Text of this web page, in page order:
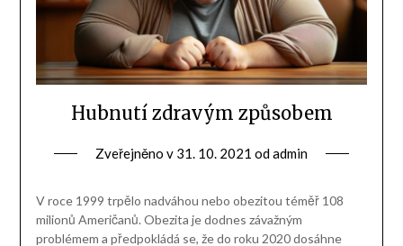
Hubnutí zdravým způsobem
Zveřejněno v 31. 10. 2021 odadmin
V roce 1999 trpělo nadváhou nebo obezitou téměř 108
milionů Američanů. Obezita je dodnes závažným
problémem a předpokládá se, že do roku 2020 dosáhne